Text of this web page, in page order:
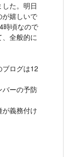
た。明日
が嬉しいで
時頃なので
全般的に
ログは12
バーの予防
義務付け